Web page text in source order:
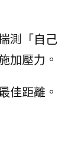
測「自己
加壓力。
佳距離。